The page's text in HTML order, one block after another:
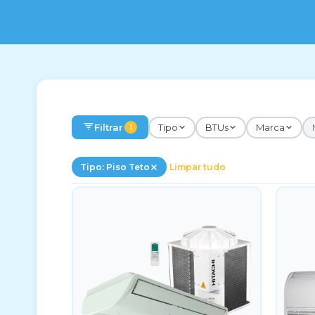
Filtrar 1 Tipo BTUs Marca
Tipo: Piso Teto Limpar tudo